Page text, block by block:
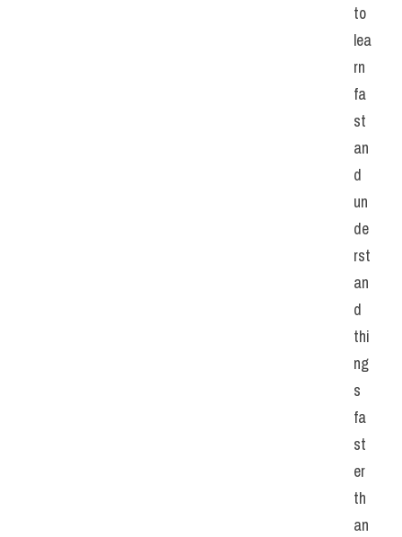
to
lea
rn
fa
st
an
d
un
de
rst
an
d
thi
ng
s
fa
st
er
th
an